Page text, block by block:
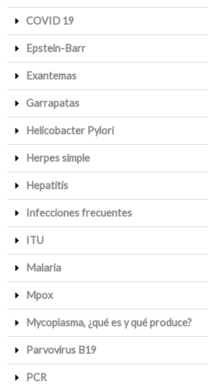
COVID 19
Epstein-Barr
Exantemas
Garrapatas
Helicobacter Pylori
Herpes simple
Hepatitis
Infecciones frecuentes
ITU
Malaria
Mpox
Mycoplasma, ¿qué es y qué produce?
Parvovirus B19
PCR